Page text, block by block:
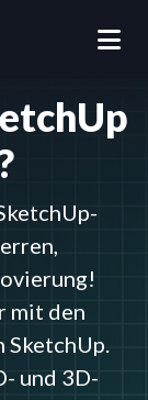
mit den
SketchUp.
und 3D-